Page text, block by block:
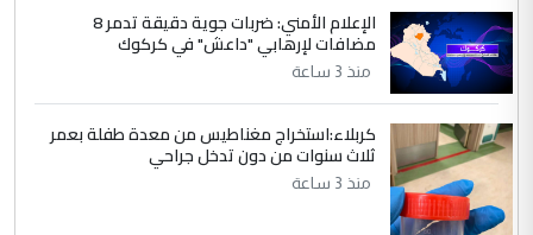
الموضوع :
هيئة الحج تصدر قرارا يخص "لم الشمل"
وتعديل استمارة قرعة الحج
الإعلام الأمني: ضربات جوية دقيقة تدمر 8
مضافات لإرهابي "داعش" في كركوك
منذ 3 ساعة
كربلاء:استخراج مغناطيس من معدة طفلة بعمر
ثلاث سنوات من دون تدخل جراحي
منذ 3 ساعة